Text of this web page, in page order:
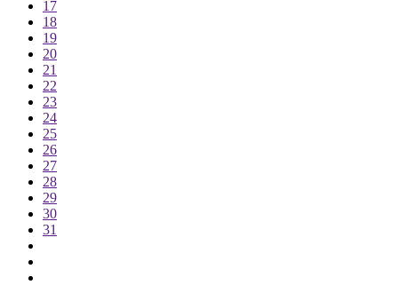
17
18
19
20
21
22
23
24
25
26
27
28
29
30
31